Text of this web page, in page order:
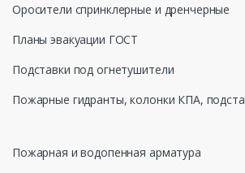
Оросители спринклерные и дренчерные
Планы эвакуации ГОСТ
Подставки под огнетушители
Пожарные гидранты, колонки КПА,
Пожарная и водопенная арматура